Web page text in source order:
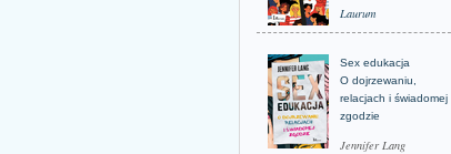
Laurum
Sex edukacja
O dojrzewaniu,
relacjach i świadomej
zgodzie
Jennifer Lang